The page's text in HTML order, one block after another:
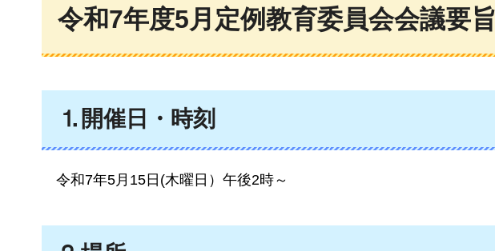
令和7年度5月定例教育委員会会議要旨
⒈開催日・時刻
令和7年5月15日(木曜日）午後2時～